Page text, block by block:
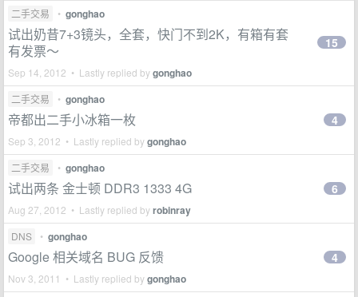
二手交易 • gonghao
试出奶昔7+3镜头，全套，快门不到2K，有箱有套
有发票～
Sep 14, 2012 • Lastly replied bygonghao
15
二手交易 • gonghao
帝都出二手小冰箱一枚
Sep 3, 2012 • Lastly replied bygonghao
4
二手交易 • gonghao
试出两条 金士顿 DDR3 1333 4G
Aug 27, 2012 • Lastly replied byrobinray
6
DNS • gonghao
Google 相关域名 BUG 反馈
Nov 3, 2011 • Lastly replied bygonghao
4